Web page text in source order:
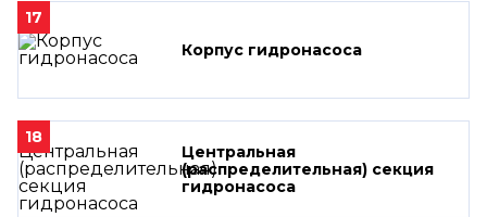
17
Корпус гидронасоса
18
Центральная
(распределительная) секция
гидронасоса